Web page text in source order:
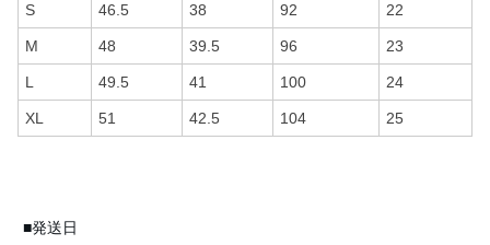
S 46.5 38 92 22
M 48 39.5 96 23
L 49.5 41 100 24
XL 51 42.5 104 25
■発送日